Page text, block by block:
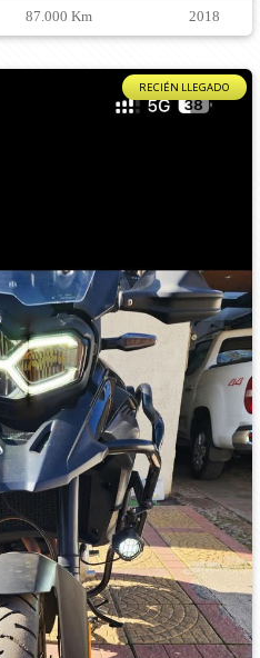
87.000 Km 2018
RECIÉN LLEGADO